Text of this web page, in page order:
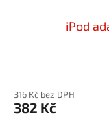
iPod
316 Kč bez DPH
382 Kč